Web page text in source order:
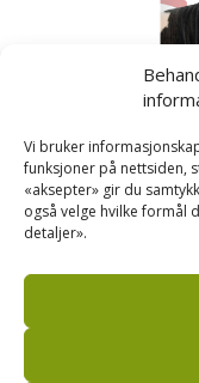
Vi bruker
funksjoner på nettsiden,
«aksepter» gir du
også velge hvilke formål
detaljer».Kusignal